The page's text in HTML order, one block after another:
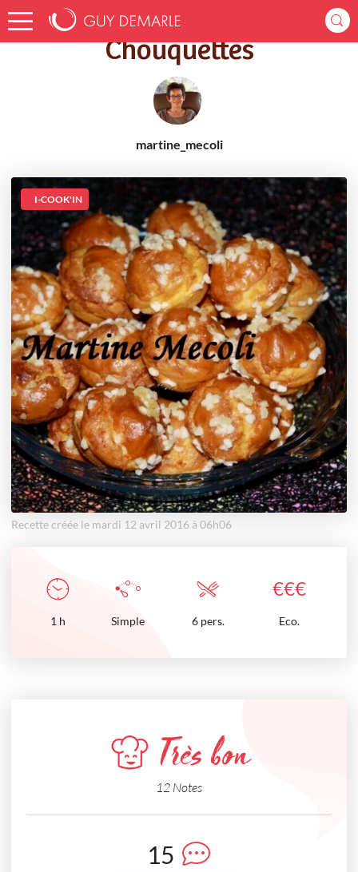
Accueil Recettes Chouquettes
Chouquettes
martine_mecoli
I-COOK'IN
Recette créée le mardi 12 avril 2016 à 06h06
€€€
1 h Simple 6 pers. Eco.
Très bon
12 Notes
15